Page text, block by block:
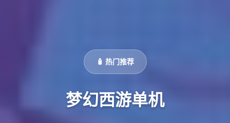
🧴 热门推荐
梦幻西游单机